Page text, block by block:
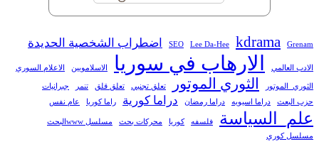
Grenam
kdrama
Lee Da-Hee
SEO اضطراب الشخصية الحديدة
الادب العالمي الارهاب في سوريا الاسلامويين الاعلام السوري
الثوري_الموتور الثوري الموتور تعلق تجنبي تعلق قلق تنمر
جبرانيات
حزب البعث
دراما اسيويه دراما رمضان دراما كورية راما كوريا عام نفس
علم_السياسة فلسفه كوريا محركات بحث
مسلسل wwwالبحث
مسلسل كوري